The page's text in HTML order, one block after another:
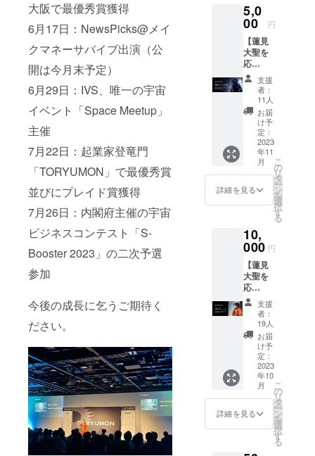
大阪で最優秀賞獲得
6月17日：NewsPicks@メイ
クマネーサバイブ出演（公
開は今月末予定）
6月29日：IVS、唯一の宇宙
イベント「Space Meetup」
主催
7月22日：起業家登竜門
「TORYUMON」で最優秀賞
並びにプレイド賞獲得
7月26日：内閣府主催の宇宙
ビジネスコンテスト「S-
Booster 2023」の二次予選
参加
今後の成長に乞うご期待く
ださい。
援よろ
しくお
願いし
ます！
応援者
の方々
には心
を込め
て感謝
のメッ
セージ
を送ら
せてい
ただき
ます。
※「有効
期限：
中」
た方々
限定で
ご招待
させて
頂きま
す。 渡
航期間
中は、
その
オープ
チャッ
トで現
地アメ
リカの
宇宙開
発現場
Aや宇宙
チャー
）の写
真や動
画を随
時配信
しま
す。投
稿はリ
アルタ
イムで
配信予
定で
す。た
だの共
有場所
だけで
はな
5,0
00 円
【蓮見
大聖を
応
援！】
宇宙関
連の限
定ス
テッ
カー（3
点）を
応援者
の方々
にお渡
しさせ
て頂き
ます！
回の挑
戦にあ
たり、
応援者
限定の
オープ
ン
チャッ
トを開
設しま
す。応
援頂い
た方々
限定で
ご招待
させて
頂きま
支援
者：
11人
お届
け予
定：
2023
年11
月
詳細を見る
こ
の
リ
タ
ー
ン
を
選
択
す
る
10,
000 円
【蓮見
大聖を
応
援！】
応援者
限定で
「蓮
見」と
のラン
チ券
（渡航
後）を
提供し
ます！
私がア
メリカ
支援
者：
19人
お届
け予
定：
2023
年10
月
詳細を見る
こ
の
リ
タ
ー
ン
を
選
択
す
る